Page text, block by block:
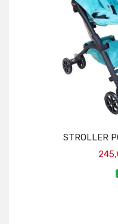
STROLLER